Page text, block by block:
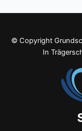
© Copyright
In